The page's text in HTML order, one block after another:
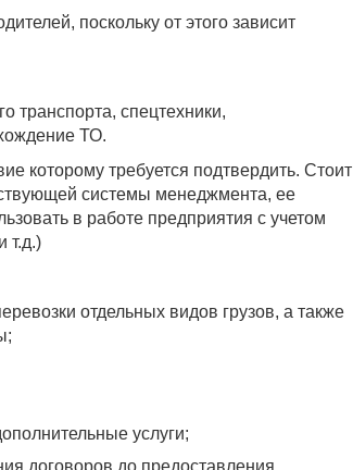
поскольку от этого зависит
транспорта, спецтехники,
ТО.
которому требуется подтвердить. Стоит
системы менеджмента, ее
в работе предприятия с учетом
т.д.)
отдельных видов грузов, а также
услуги;
договоров до предоставления